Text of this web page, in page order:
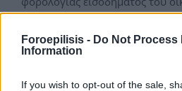
Foroepilisis - Do Not Process
Information
If you wish to opt-out of the sale,
Από τις αρχές του 2018και
σε εγγραφή στο μητρώο